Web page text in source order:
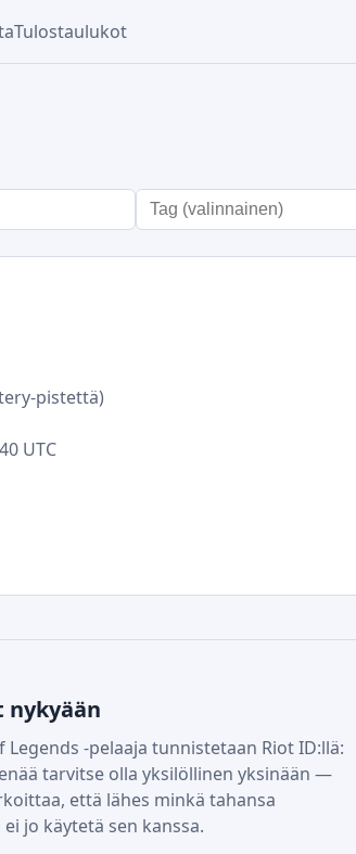
Tulostaulukot
pistettä)
UTC
nykyään
-pelaaja tunnistetaan Riot ID:llä:
tarvitse olla yksilöllinen yksinään —
että lähes minkä tahansa
jo käytetä sen kanssa.